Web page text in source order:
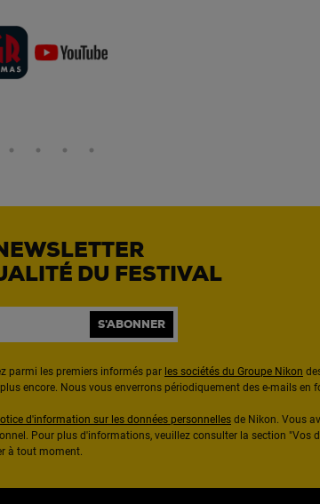
DU FESTIVAL
S'ABONNER
parmi les premiers informés par les sociétés du Groupe Nikon
encore. Nous vous enverrons périodiquement des e-mails en
d'information sur les données personnelles de Nikon. Vous
Pour plus d'informations, veuillez consulter la section "Vos
à tout moment.